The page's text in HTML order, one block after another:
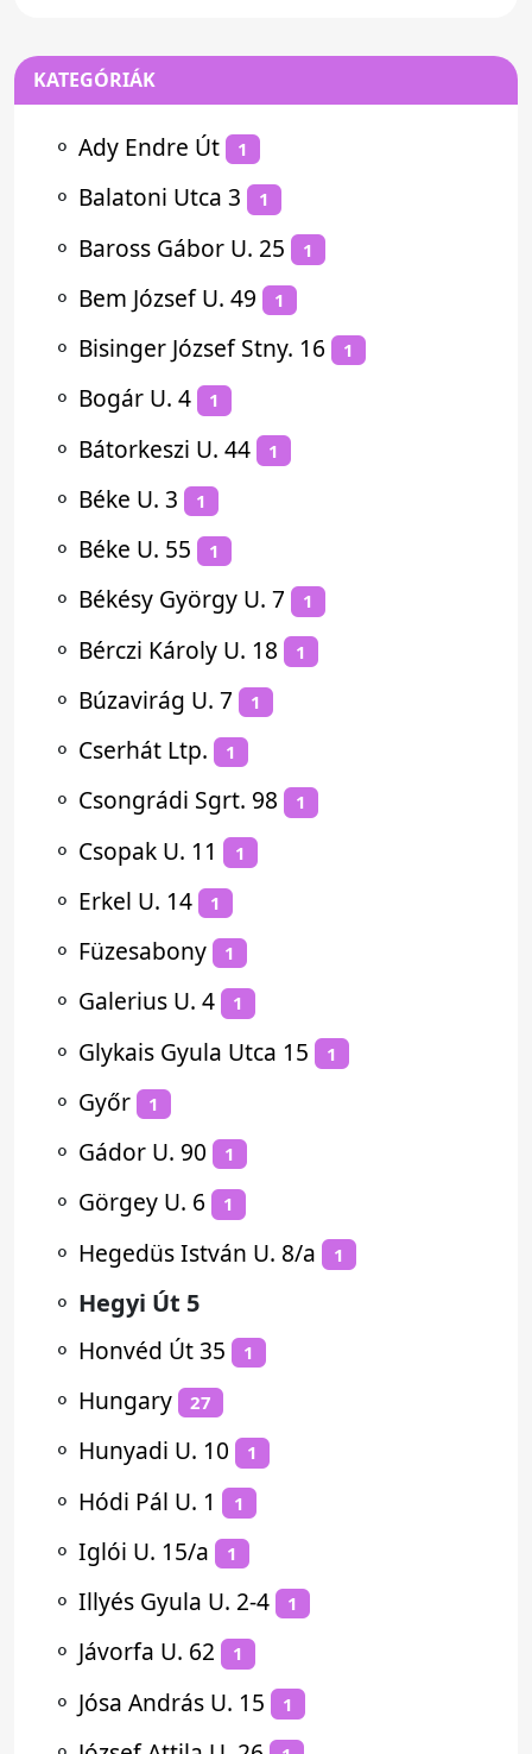
KATEGÓRIÁK
⚬ Ady Endre Út 1
⚬ Balatoni Utca 3 1
⚬ Baross Gábor U. 25 1
⚬ Bem József U. 49 1
⚬ Bisinger József Stny. 16 1
⚬ Bogár U. 4 1
⚬ Bátorkeszi U. 44 1
⚬ Béke U. 3 1
⚬ Béke U. 55 1
⚬ Békésy György U. 7 1
⚬ Bérczi Károly U. 18 1
⚬ Búzavirág U. 7 1
⚬ Cserhát Ltp. 1
⚬ Csongrádi Sgrt. 98 1
⚬ Csopak U. 11 1
⚬ Erkel U. 14 1
⚬ Füzesabony 1
⚬ Galerius U. 4 1
⚬ Glykais Gyula Utca 15 1
⚬ Győr 1
⚬ Gádor U. 90 1
⚬ Görgey U. 6 1
⚬ Hegedüs István U. 8/a 1
⚬ Hegyi Út 5
⚬ Honvéd Út 35 1
⚬ Hungary 27
⚬ Hunyadi U. 10 1
⚬ Hódi Pál U. 1 1
⚬ Iglói U. 15/a 1
⚬ Illyés Gyula U. 2-4 1
⚬ Jávorfa U. 62 1
⚬ Jósa András U. 15 1